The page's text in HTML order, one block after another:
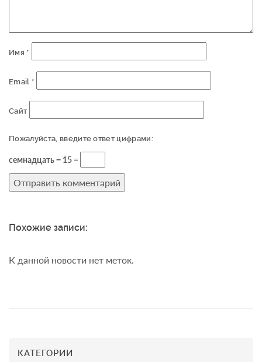
Имя *
Email *
Сайт
Пожалуйста, введите ответ цифрами:
семнадцать − 15 =
Похожие записи:
К данной новости нет меток.
КАТЕГОРИИ